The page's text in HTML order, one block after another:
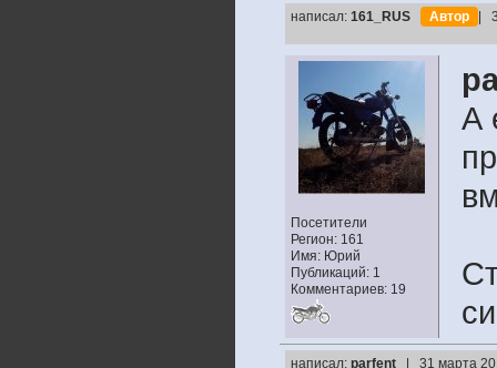
написал: 161_RUS Автор |
Посетители
Регион: 161
Имя: Юрий
Публикаций: 1
Комментариев: 19
А
написал: parfent | 31 марта